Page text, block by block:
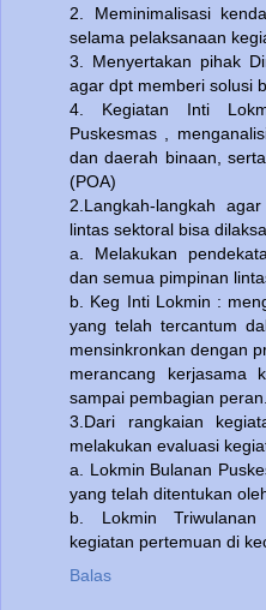
2. Meminimalisasi
selama pelaksanaan
3. Menyertakan pihak
agar dpt memberi solusi
4. Kegiatan Inti
Puskesmas ,
dan daerah binaan,
(POA)
2.Langkah-langkah
lintas sektoral bisa
a. Melakukan
dan semua pimpinan
b. Keg Inti Lokmin :
yang telah tercantum
mensinkronkan dengan
merancang kerjasama
sampai pembagian peran.
3.Dari rangkaian
melakukan evaluasi
a. Lokmin Bulanan
yang telah ditentukan
b. Lokmin Triwulanan
kegiatan pertemuan di
Balas